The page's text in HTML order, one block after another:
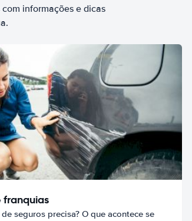
informações e dicas
franquias
seguros precisa? O que acontece se